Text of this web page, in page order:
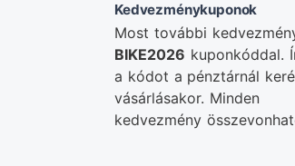
Kedvezménykuponok
Most további
BIKE2026 kuponkóddal.
a kódot a pénztárnál
vásárlásakor. Minden
kedvezmény